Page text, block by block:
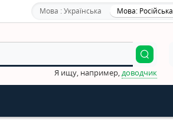
Мова : Українська Мова: Російська
Я ищу, например, доводчик